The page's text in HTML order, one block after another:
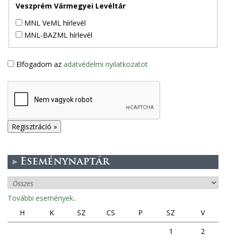
Veszprém Vármegyei Levéltár
MNL VeML hírlevél
MNL-BAZML hírlevél
Elfogadom az adatvédelmi nyilatkozatot
Eseménynaptár
További események..
H
K SZ CS P SZ
V
1
2